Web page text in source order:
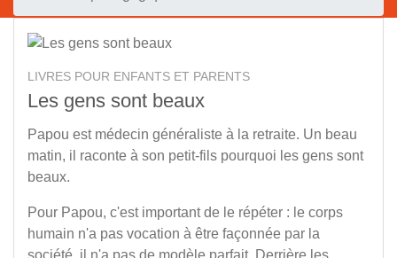
LIVRES POUR ENFANTS ET PARENTS
Les gens sont beaux
Papou est médecin généraliste à la retraite. Un beau
matin, il raconte à son petit-fils pourquoi les gens sont
beaux.
Pour Papou, c'est important de le répéter : le corps
humain n'a pas vocation à être façonnée par la
société, il n'a pas de modèle parfait. Derrière les